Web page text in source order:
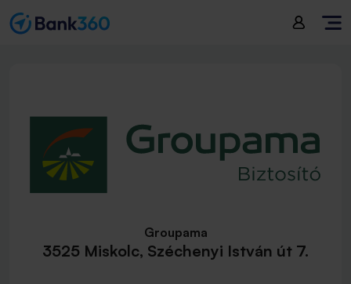
Groupama
3525 Miskolc, Széchenyi István út 7.